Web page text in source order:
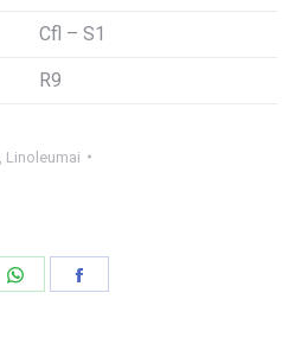
Cfl – S1
R9
Linoleumai